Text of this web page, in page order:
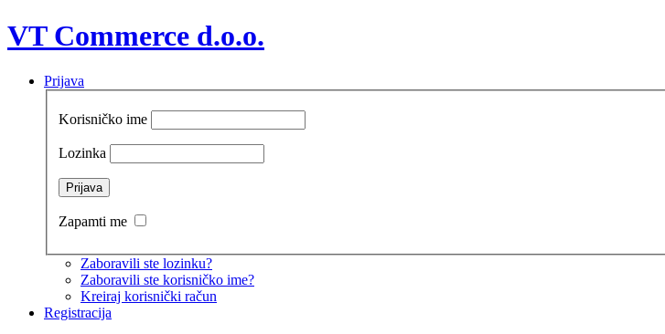
VT Commerce d.o.o.
Prijava
Korisničko ime
Lozinka
Zapamti me
Zaboravili ste lozinku?
Zaboravili ste korisničko ime?
Kreiraj korisnički račun
Registracija